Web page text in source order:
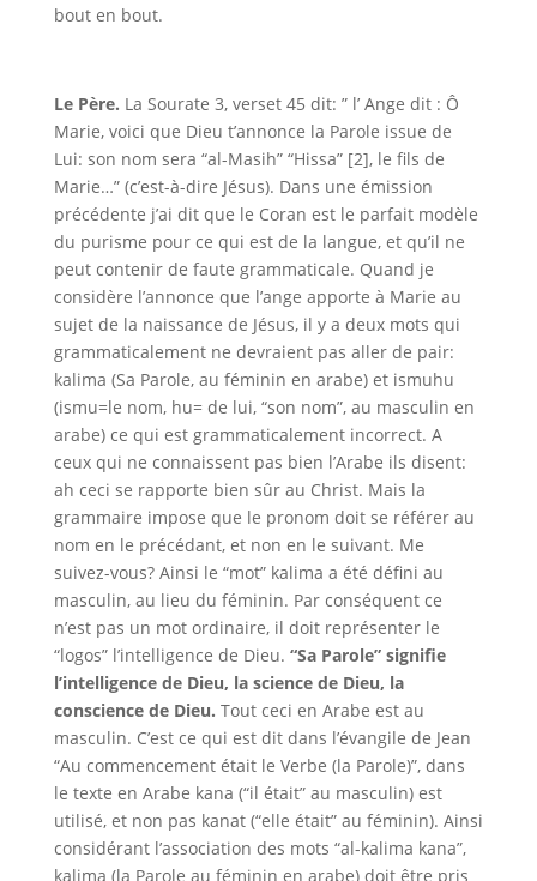
bout en bout.
Le Père. La Sourate 3, verset 45 dit: ” l’ Ange dit : Ô
Marie, voici que Dieu t’annonce la Parole issue de
Lui: son nom sera “al-Masih” “Hissa” [2], le fils de
Marie…” (c’est-à-dire Jésus). Dans une émission
précédente j’ai dit que le Coran est le parfait modèle
du purisme pour ce qui est de la langue, et qu’il ne
peut contenir de faute grammaticale. Quand je
considère l’annonce que l’ange apporte à Marie au
sujet de la naissance de Jésus, il y a deux mots qui
grammaticalement ne devraient pas aller de pair:
kalima (Sa Parole, au féminin en arabe) et ismuhu
(ismu=le nom, hu= de lui, “son nom”, au masculin en
arabe) ce qui est grammaticalement incorrect. A
ceux qui ne connaissent pas bien l’Arabe ils disent:
ah ceci se rapporte bien sûr au Christ. Mais la
grammaire impose que le pronom doit se référer au
nom en le précédant, et non en le suivant. Me
suivez-vous? Ainsi le “mot” kalima a été défini au
masculin, au lieu du féminin. Par conséquent ce
n’est pas un mot ordinaire, il doit représenter le
“logos” l’intelligence de Dieu. “Sa Parole” signifie
l’intelligence de Dieu, la science de Dieu, la
conscience de Dieu. Tout ceci en Arabe est au
masculin. C’est ce qui est dit dans l’évangile de Jean
“Au commencement était le Verbe (la Parole)”, dans
le texte en Arabe kana (“il était” au masculin) est
utilisé, et non pas kanat (“elle était” au féminin). Ainsi
considérant l’association des mots “al-kalima kana”,
kalima (la Parole au féminin en arabe) doit être pris